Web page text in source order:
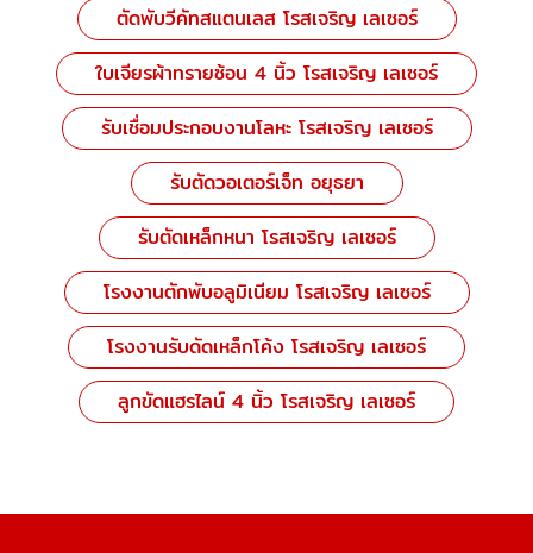
ตัดพับวีคัทสแตนเลส โรสเจริญ เลเซอร์
ใบเจียรผ้าทรายซ้อน 4 นิ้ว โรสเจริญ เลเซอร์
รับเชื่อมประกอบงานโลหะ โรสเจริญ เลเซอร์
รับตัดวอเตอร์เจ็ท อยุธยา
รับตัดเหล็กหนา โรสเจริญ เลเซอร์
โรงงานตักพับอลูมิเนียม โรสเจริญ เลเซอร์
โรงงานรับดัดเหล็กโค้ง โรสเจริญ เลเซอร์
ลูกขัดแฮรไลน์ 4 นิ้ว โรสเจริญ เลเซอร์